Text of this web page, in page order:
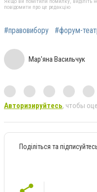
Якщо ви помітили помилку, виділіть
повідомити про це редакцію
#правовибору #форум-
Мар'яна Васильчук
Авторизируйтесь, чтобы
Поділіться та